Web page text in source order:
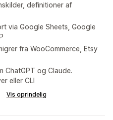
definitioner af
via Google Sheets, Google
fra WooCommerce, Etsy
ChatGPT og Claude.
eller CLI
Vis oprindelig